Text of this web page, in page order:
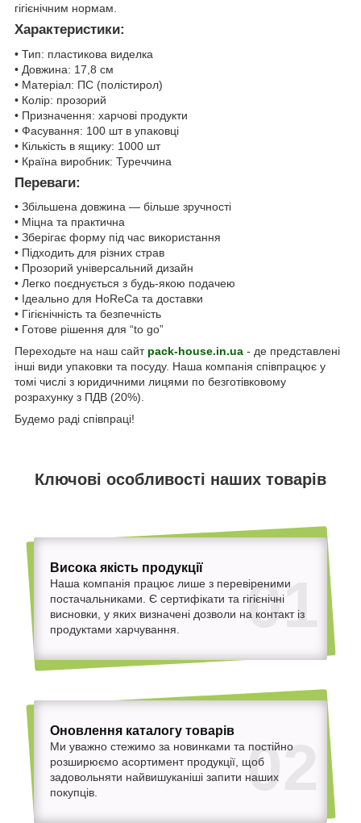
гігієнічним нормам.
Характеристики:
• Тип: пластикова виделка
• Довжина: 17,8 см
• Матеріал: ПС (полістирол)
• Колір: прозорий
• Призначення: харчові продукти
• Фасування: 100 шт в упаковці
• Кількість в ящику: 1000 шт
• Країна виробник: Туреччина
Переваги:
• Збільшена довжина — більше зручності
• Міцна та практична
• Зберігає форму під час використання
• Підходить для різних страв
• Прозорий універсальний дизайн
• Легко поєднується з будь-якою подачею
• Ідеально для HoReCa та доставки
• Гігієнічність та безпечність
• Готове рішення для “to go”
Переходьте на наш сайт pack-house.in.ua - де представлені
інші види упаковки та посуду. Наша компанія співпрацює у
томі числі з юридичними лицями по безготівковому
розрахунку з ПДВ (20%).
Будемо раді співпраці!
Ключові особливості наших товарів
01
Висока якість продукції
Наша компанія працює лише з перевіреними
постачальниками. Є сертифікати та гігієнічні
висновки, у яких визначені дозволи на контакт із
продуктами харчування.
02
Оновлення каталогу товарів
Ми уважно стежимо за новинками та постійно
розширюємо асортимент продукції, щоб
задовольняти найвишуканіші запити наших
покупців.